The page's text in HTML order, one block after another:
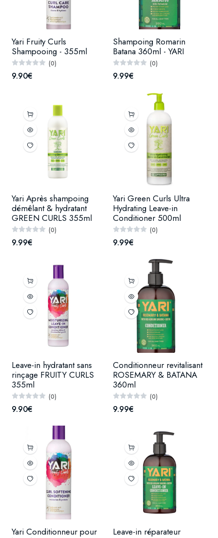
Yari Fruity Curls
Shampooing - 355ml
(0)
9.90€
Shampoing Romarin
Batana 360ml - YARI
(0)
9.99€
Yari Après shampoing
démêlant & hydratant
GREEN CURLS 355ml
(0)
9.99€
Yari Green Curls Ultra
Hydrating Leave-in
Conditioner 500ml
(0)
9.99€
Leave-in hydratant sans
rinçage FRUITY CURLS
355ml
(0)
9.90€
Conditionneur revitalisant
ROSEMARY & BATANA
360ml
(0)
9.99€
Yari Conditionneur pour
Leave-in réparateur